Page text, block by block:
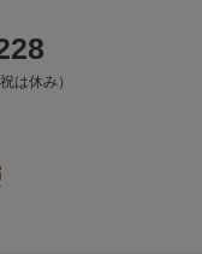
は休み）